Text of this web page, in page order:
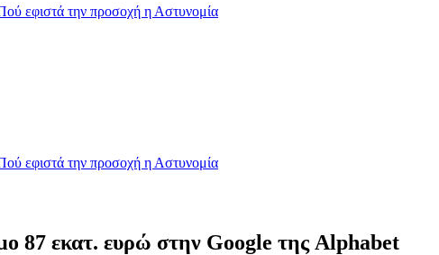
εφιστά την προσοχή η Αστυνομία
εφιστά την προσοχή η Αστυνομία
87 εκατ. ευρώ στην Google της Alphabet